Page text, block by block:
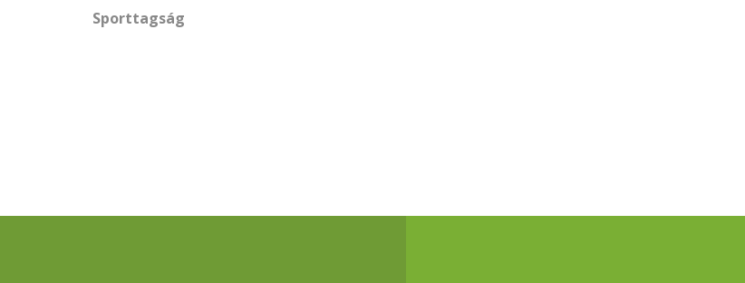
Sporttagság